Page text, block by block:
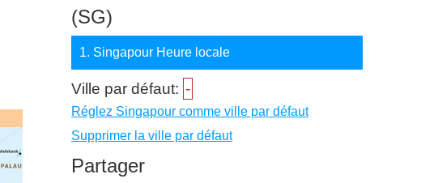
(SG)
1. Singapour Heure locale
Ville par défaut: -
Réglez Singapour comme ville par défaut
Supprimer la ville par défaut
Partager